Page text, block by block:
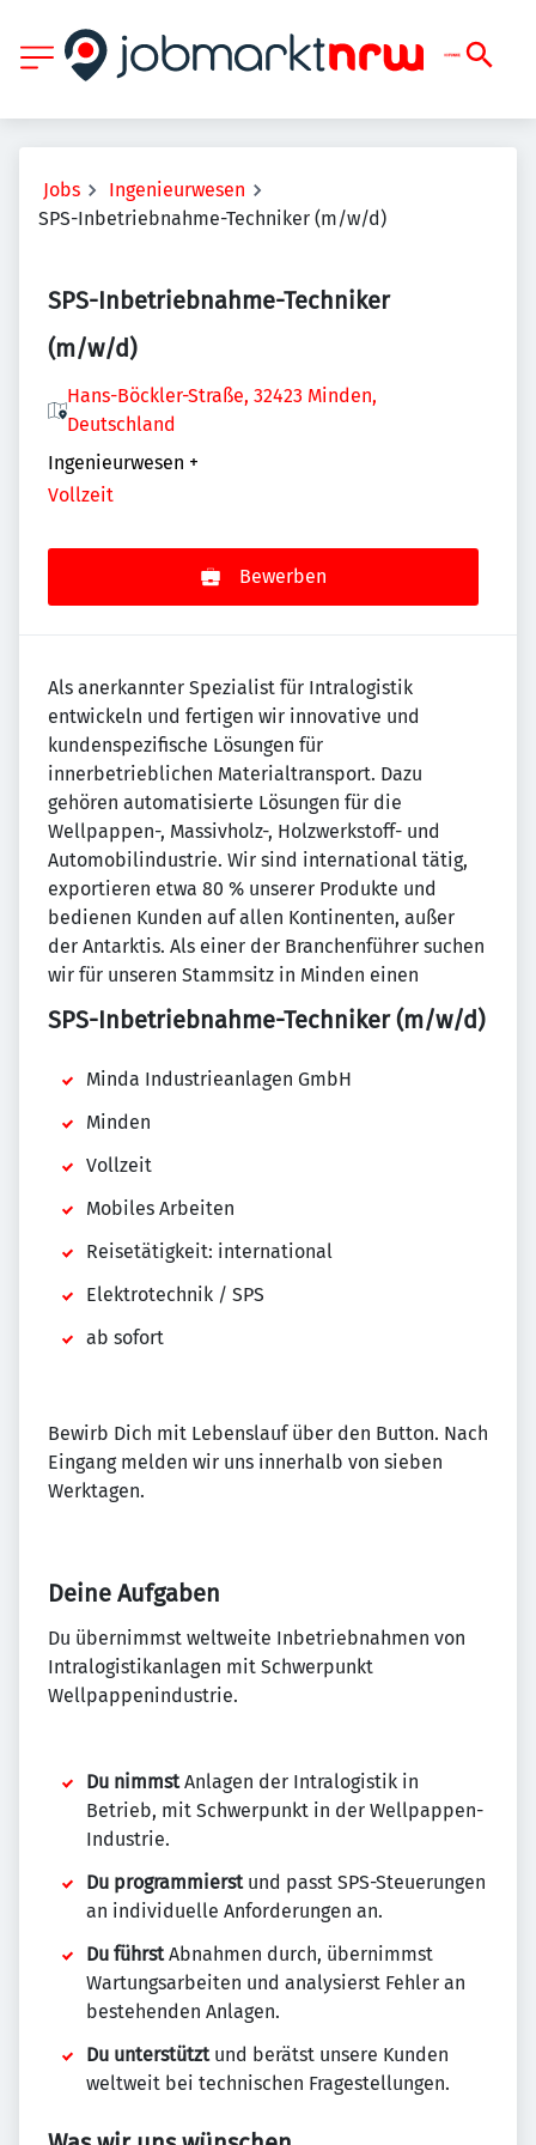
Jobs
Ingenieurwesen
SPS-Inbetriebnahme-Techniker (m/w/d)
SPS-Inbetriebnahme-Techniker
(m/w/d)
Hans-Böckler-Straße, 32423 Minden,
Deutschland
Ingenieurwesen +
Vollzeit
Bewerben
Als anerkannter Spezialist für Intralogistik
entwickeln und fertigen wir innovative und
kundenspezifische Lösungen für
innerbetrieblichen Materialtransport. Dazu
gehören automatisierte Lösungen für die
Wellpappen-, Massivholz-, Holzwerkstoff- und
Automobilindustrie. Wir sind international tätig,
exportieren etwa 80 % unserer Produkte und
bedienen Kunden auf allen Kontinenten, außer
der Antarktis. Als einer der Branchenführer suchen
wir für unseren Stammsitz in Minden einen
SPS-Inbetriebnahme-Techniker (m/w/d)
Minda Industrieanlagen GmbH
Minden
Vollzeit
Mobiles Arbeiten
Reisetätigkeit: international
Elektrotechnik / SPS
ab sofort
Bewirb Dich mit Lebenslauf über den Button. Nach
Eingang melden wir uns innerhalb von sieben
Werktagen.
Deine Aufgaben
Du übernimmst weltweite Inbetriebnahmen von
Intralogistikanlagen mit Schwerpunkt
Wellpappenindustrie.
Du nimmstAnlagen der Intralogistik in
Betrieb, mit Schwerpunkt in der Wellpappen-
Industrie.
Du programmierstund passt SPS-Steuerungen
an individuelle Anforderungen an.
Du führstAbnahmen durch, übernimmst
Wartungsarbeiten und analysierst Fehler an
bestehenden Anlagen.
Du unterstütztund berätst unsere Kunden
weltweit bei technischen Fragestellungen.